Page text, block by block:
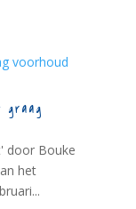
door Bouke
het